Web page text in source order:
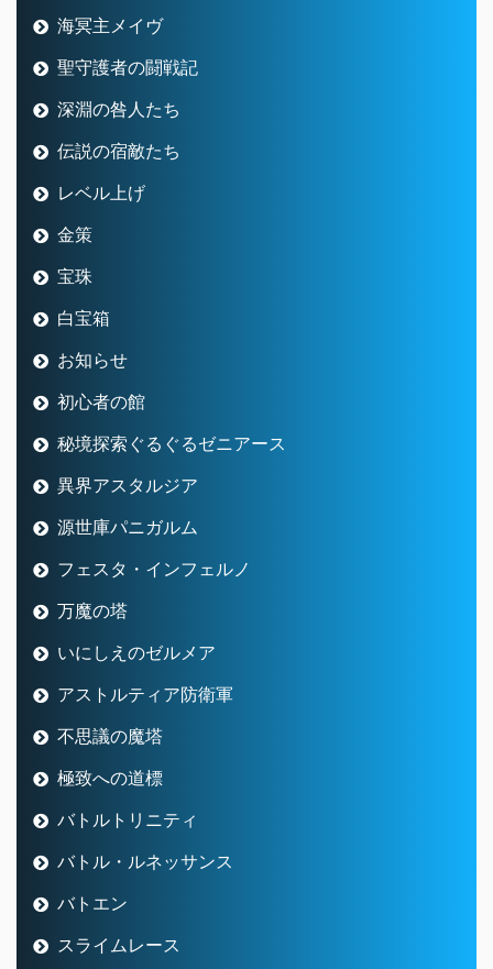
海冥主メイヴ
聖守護者の闘戦記
深淵の咎人たち
伝説の宿敵たち
レベル上げ
金策
宝珠
白宝箱
お知らせ
初心者の館
秘境探索ぐるぐるゼニアース
異界アスタルジア
源世庫パニガルム
フェスタ・インフェルノ
万魔の塔
いにしえのゼルメア
アストルティア防衛軍
不思議の魔塔
極致への道標
バトルトリニティ
バトル・ルネッサンス
バトエン
スライムレース